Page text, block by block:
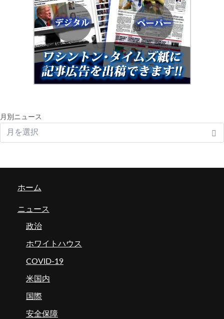
月別ニュース
ホーム
ニュース
政治
ホワイトハウス
COVID-19
米国内
国際
安全保障